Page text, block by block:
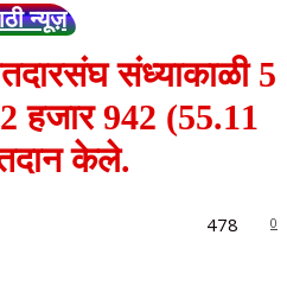
न्यूज़
संध्याकाळी 5
हजार 942 (55.11
केले.
0
478